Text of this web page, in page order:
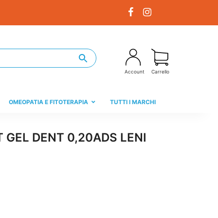
Account Carrello
OMEOPATIA E FITOTERAPIA TUTTI I MARCHI
GEL DENT 0,20ADS LENI